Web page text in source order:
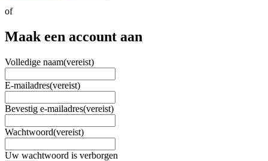
of
Maak een account aan
Volledige naam(vereist)
E-mailadres(vereist)
Bevestig e-mailadres(vereist)
Wachtwoord(vereist)
Uw wachtwoord is verborgen